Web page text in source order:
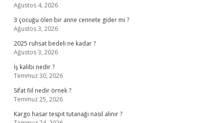
Ağustos 4, 2026
3 çocuğu ölen bir anne cennete gider mi ?
Ağustos 3, 2026
2025 ruhsat bedeli ne kadar ?
Ağustos 3, 2026
İş kalıbı nedir ?
Temmuz 30, 2026
Sifat fiil nedir örnek ?
Temmuz 25, 2026
Kargo hasar tespit tutanağı nasıl alınır ?